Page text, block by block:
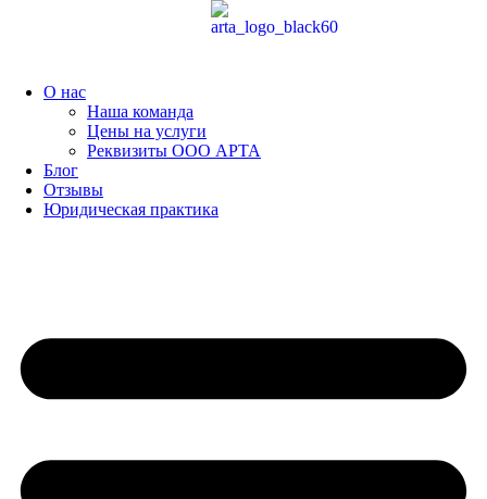
О нас
Наша команда
Цены на услуги
Реквизиты ООО АРТА
Блог
Отзывы
Юридическая практика